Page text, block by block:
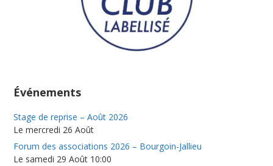
Événements
Stage de reprise – Août 2026
Le mercredi 26 Août
Forum des associations 2026 – Bourgoin-Jallieu
Le samedi 29 Août 10:00